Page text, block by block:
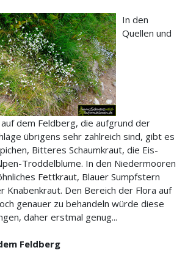
In den
Quellen und
dem Feldberg, die aufgrund der
übrigens sehr zahlreich sind, gibt es
Bitteres Schaumkraut, die Eis-
Troddelblume. In den Niedermooren
Fettkraut, Blauer Sumpfstern
Knabenkraut. Den Bereich der Flora auf
genauer zu behandeln würde diese
daher erstmal genug...
Feldberg